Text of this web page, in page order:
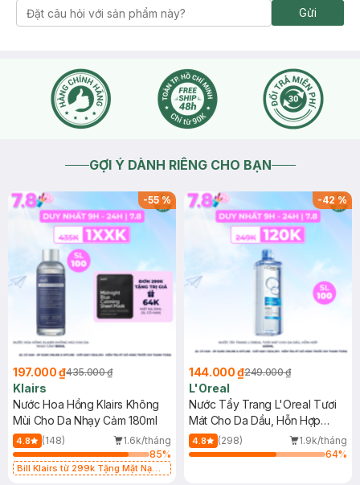
Gửi
GỢI Ý DÀNH RIÊNG CHO BẠN
-55%
197.000 ₫435.000 ₫
Klairs
Nước Hoa Hồng Klairs Không
Mùi Cho Da Nhạy Cảm 180ml
4.8 (148)
1.6k/tháng
85%
Bill Klairs từ 299k Tặng Mặt Nạ
-42%
144.000 ₫249.000 ₫
L'Oreal
Nước Tẩy Trang L'Oreal Tươi
Mát Cho Da Dầu, Hỗn Hợp
400ml
4.8 (298)
1.9k/tháng
64%